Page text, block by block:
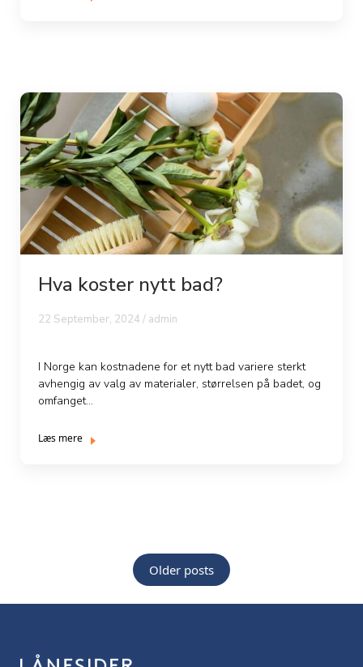
Hva koster nytt bad?
22 September, 2024 / admin
I Norge kan kostnadene for et nytt bad variere sterkt
avhengig av valg av materialer, størrelsen på badet, og
omfanget...
Læs mere
navigation
Older posts